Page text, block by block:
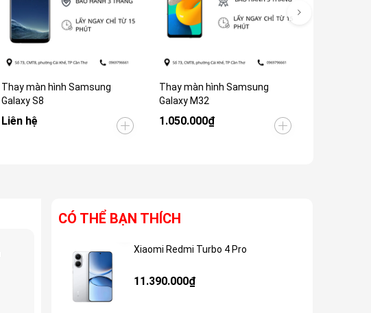
Thay màn hình Samsung
Galaxy S8
Liên hệ
Thay màn hình Samsung
Galaxy M32
1.050.000₫
CÓ THỂ BẠN THÍCH
Xiaomi Redmi Turbo 4 Pro
11.390.000₫